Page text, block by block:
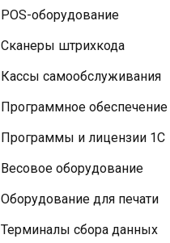
POS-оборудование
Сканеры штрихкода
Кассы самообслуживания
Программное обеспечение
Программы и лицензии 1C
Весовое оборудование
Оборудование для печати
Терминалы сбора данных